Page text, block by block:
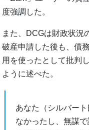
度強調した。
また、DCGは財政状況
破産申請した後も、債
用を使ったとして批判
ように述べた。
あなた（シルバー
なかったし、無謀